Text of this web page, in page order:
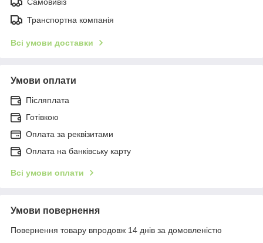
Транспортна компанія
Всі умови доставки
Умови оплати
Післяплата
Готівкою
Оплата за реквізитами
Оплата на банківську карту
Всі умови оплати
Умови повернення
Повернення товару впродовж 14 днів за домовленістю